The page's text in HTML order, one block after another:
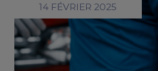
14 FÉVRIER 2025